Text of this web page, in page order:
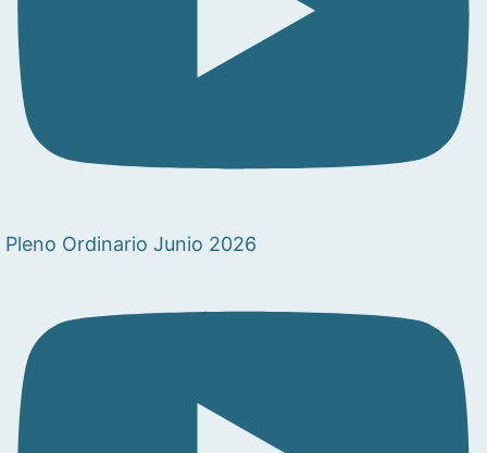
Pleno Ordinario Junio 2026